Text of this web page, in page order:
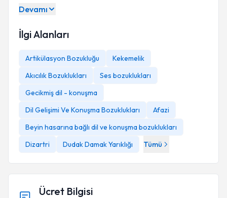
Devamı
İlgi Alanları
Artikülasyon Bozukluğu
Kekemelik
Akıcılık Bozuklukları
Ses bozuklukları
Gecikmiş dil - konuşma
Dil Gelişimi Ve Konuşma Bozuklukları
Afazi
Beyin hasarına bağlı dil ve konuşma bozuklukları
Dizartri
Dudak Damak Yarıklığı Tümü
Ücret Bilgisi